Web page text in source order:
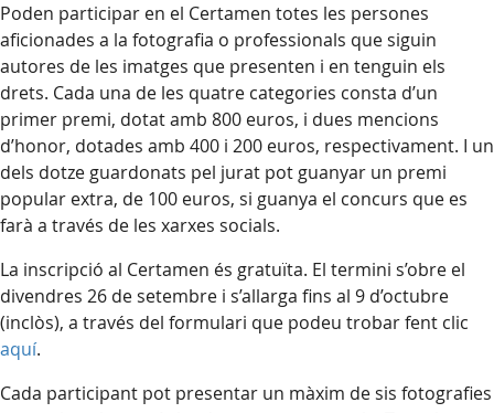
Poden participar en el Certamen totes les persones
aficionades a la fotografia o professionals que siguin
autores de les imatges que presenten i en tenguin els
drets. Cada una de les quatre categories consta d’un
primer premi, dotat amb 800 euros, i dues mencions
d’honor, dotades amb 400 i 200 euros, respectivament. I un
dels dotze guardonats pel jurat pot guanyar un premi
popular extra, de 100 euros, si guanya el concurs que es
farà a través de les xarxes socials.
La inscripció al Certamen és gratuïta. El termini s’obre el
divendres 26 de setembre i s’allarga fins al 9 d’octubre
(inclòs), a través del formulari que podeu trobar fent clic
aquí.
Cada participant pot presentar un màxim de sis fotografies